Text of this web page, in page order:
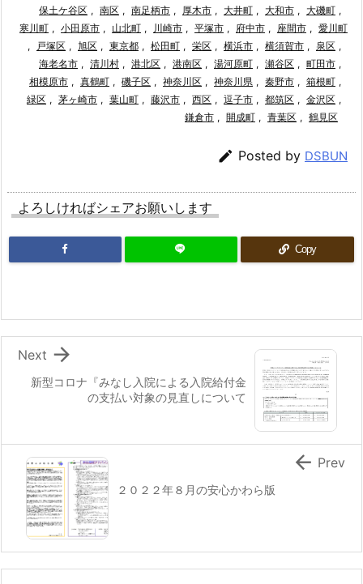
保土ケ谷区 , 南区 , 南足柄市 , 厚木市 , 大井町 , 大和市 , 大磯町 ,
寒川町 , 小田原市 , 山北町 , 川崎市 , 平塚市 , 府中市 , 座間市 , 愛川町
,
戸塚区 , 旭区 , 東京都 , 松田町 , 栄区 , 横浜市 , 横須賀市 , 泉区 ,
海老名市 , 清川村 , 港北区 , 港南区 , 湯河原町 , 瀬谷区 , 町田市 ,
相模原市 , 真鶴町 , 磯子区 , 神奈川区 , 神奈川県 , 秦野市 , 箱根町 ,
緑区 , 茅ヶ崎市 , 葉山町 , 藤沢市 , 西区 , 逗子市 , 都筑区 , 金沢区 ,
鎌倉市 , 開成町 , 青葉区 , 鶴見区
 Posted by DSBUN
よろしければシェアお願いします
Copy
新型コロナ『みなし入院による入院給付金
の支払い対象の見直しについて

Next
２０２２年８月の安心かわら版
 Prev